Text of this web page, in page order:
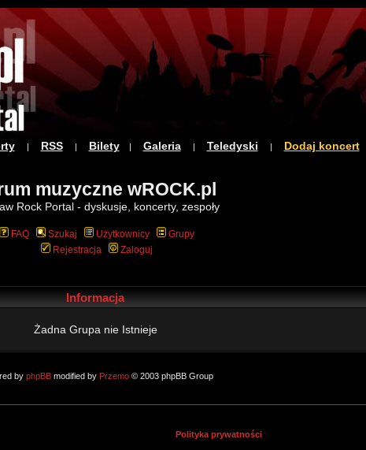
| RSS| Bilety| Galeria| Teledyski | Dodaj koncert
muzyczne wROCK.pl
Rock Portal - dyskusje, koncerty, zespoły
FAQ Szukaj Użytkownicy
Grupy
Rejestracja
Zaloguj
Informacja
Żadna Grupa nie Istnieje
by phpBBmodified by Przemo© 2003 phpBB Group
Polityka prywatności